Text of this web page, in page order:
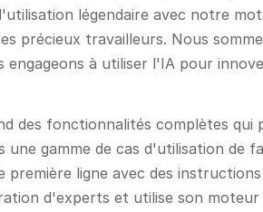
légendaire avec notre
précieux travailleurs. Nous
engageons à utiliser l'IA pour
des fonctionnalités complètes
gamme de cas d'utilisation de
première ligne avec des
d'experts et utilise son